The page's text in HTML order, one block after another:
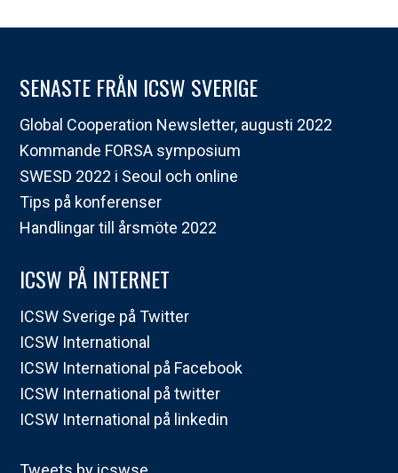
SENASTE FRÅN ICSW SVERIGE
Global Cooperation Newsletter, augusti 2022
Kommande FORSA symposium
SWESD 2022 i Seoul och online
Tips på konferenser
Handlingar till årsmöte 2022
ICSW PÅ INTERNET
ICSW Sverige på Twitter
ICSW International
ICSW International på Facebook
ICSW International på twitter
ICSW International på linkedin